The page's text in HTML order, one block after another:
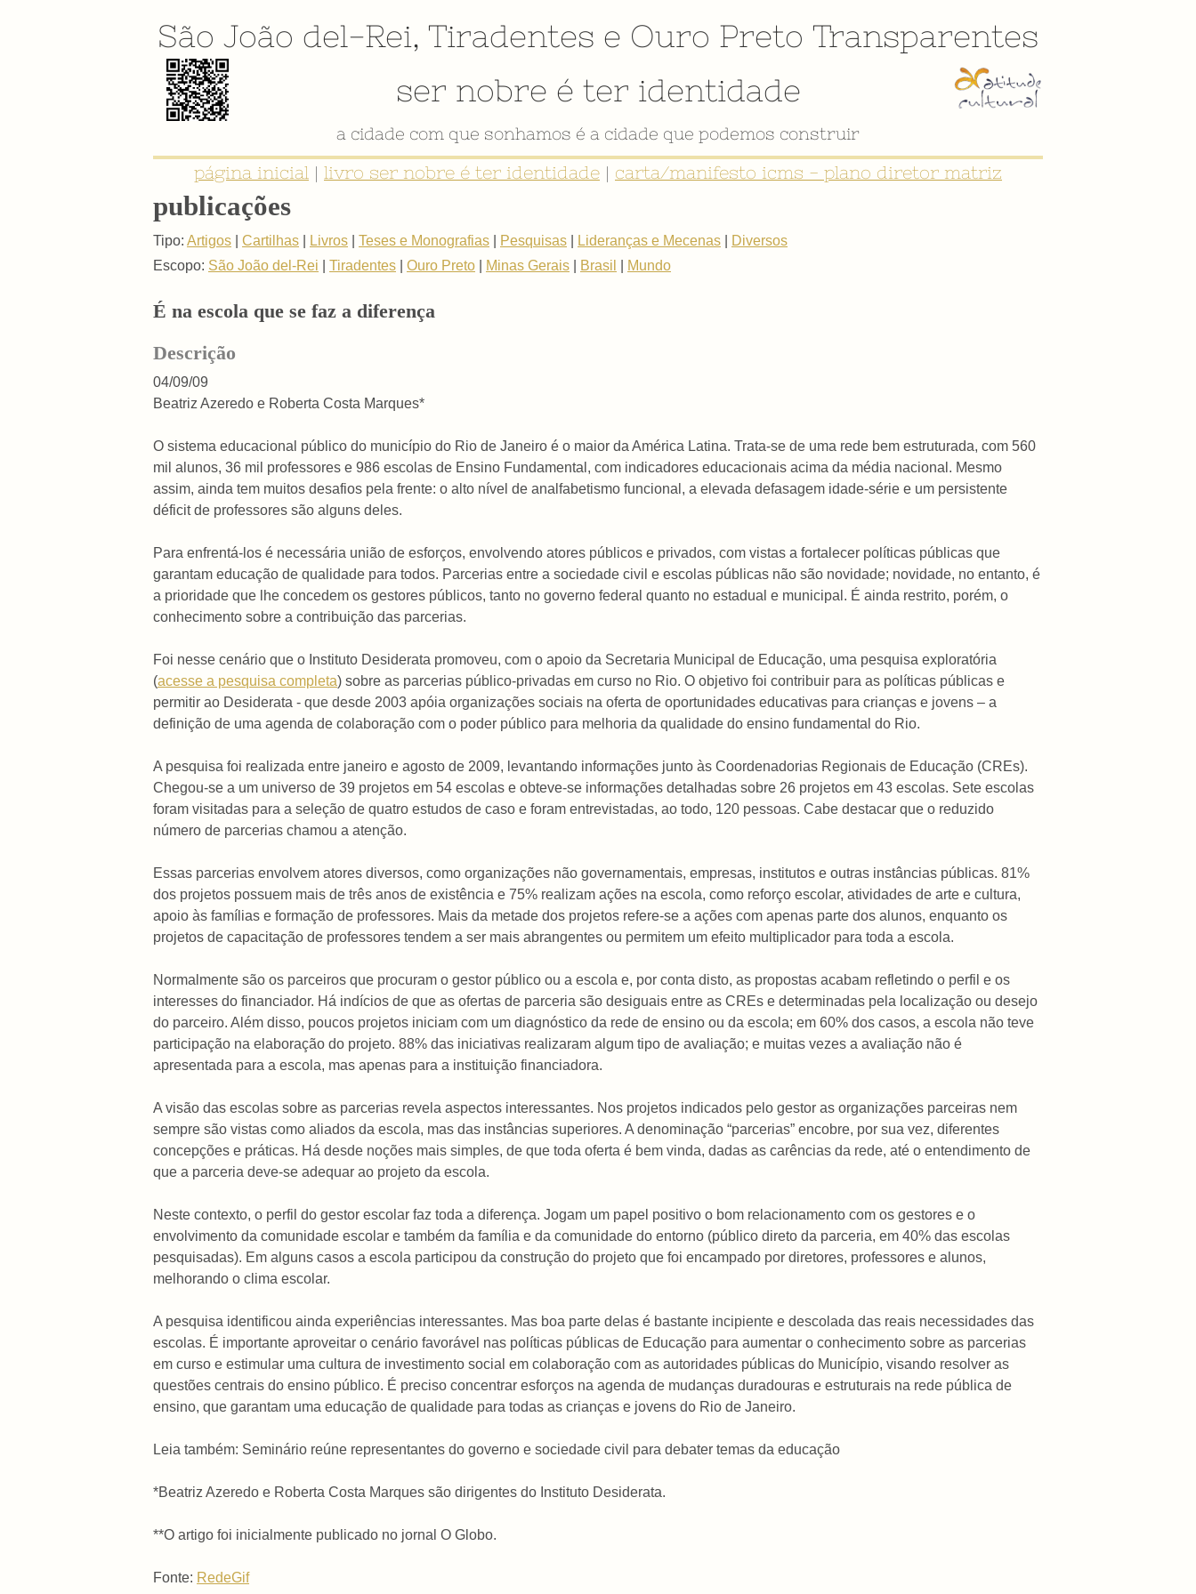
São João del-Rei, Tiradentes e Ouro Preto Transparentes
ser nobre é ter identidade
a cidade com que sonhamos é a cidade que podemos construir
página inicial | livro ser nobre é ter identidade | carta/manifesto icms - plano diretor matriz
publicações
Tipo: Artigos Cartilhas Livros Teses e Monografias Pesquisas Lideranças e Mecenas
Diversos
Escopo: São João del-Rei Tiradentes Ouro Preto Minas Gerais Brasil Mundo
É na escola que se faz a diferença
Descrição
04/09/09
Beatriz Azeredo e Roberta Costa Marques*
O sistema educacional público do município do Rio de Janeiro é o maior da América Latina. Trata-se de uma rede bem estruturada, com 560
mil alunos, 36 mil professores e 986 escolas de Ensino Fundamental, com indicadores educacionais acima da média nacional. Mesmo
assim, ainda tem muitos desafios pela frente: o alto nível de analfabetismo funcional, a elevada defasagem idade-série e um persistente
déficit de professores são alguns deles.
Para enfrentá-los é necessária união de esforços, envolvendo atores públicos e privados, com vistas a fortalecer políticas públicas que
garantam educação de qualidade para todos. Parcerias entre a sociedade civil e escolas públicas não são novidade; novidade, no entanto, é
a prioridade que lhe concedem os gestores públicos, tanto no governo federal quanto no estadual e municipal. É ainda restrito, porém, o
conhecimento sobre a contribuição das parcerias.
Foi nesse cenário que o Instituto Desiderata promoveu, com o apoio da Secretaria Municipal de Educação, uma pesquisa exploratória
(acesse a pesquisa completa) sobre as parcerias público-privadas em curso no Rio. O objetivo foi contribuir para as políticas públicas e
permitir ao Desiderata - que desde 2003 apóia organizações sociais na oferta de oportunidades educativas para crianças e jovens – a
definição de uma agenda de colaboração com o poder público para melhoria da qualidade do ensino fundamental do Rio.
A pesquisa foi realizada entre janeiro e agosto de 2009, levantando informações junto às Coordenadorias Regionais de Educação (CREs).
Chegou-se a um universo de 39 projetos em 54 escolas e obteve-se informações detalhadas sobre 26 projetos em 43 escolas. Sete escolas
foram visitadas para a seleção de quatro estudos de caso e foram entrevistadas, ao todo, 120 pessoas. Cabe destacar que o reduzido
número de parcerias chamou a atenção.
Essas parcerias envolvem atores diversos, como organizações não governamentais, empresas, institutos e outras instâncias públicas. 81%
dos projetos possuem mais de três anos de existência e 75% realizam ações na escola, como reforço escolar, atividades de arte e cultura,
apoio às famílias e formação de professores. Mais da metade dos projetos refere-se a ações com apenas parte dos alunos, enquanto os
projetos de capacitação de professores tendem a ser mais abrangentes ou permitem um efeito multiplicador para toda a escola.
Normalmente são os parceiros que procuram o gestor público ou a escola e, por conta disto, as propostas acabam refletindo o perfil e os
interesses do financiador. Há indícios de que as ofertas de parceria são desiguais entre as CREs e determinadas pela localização ou desejo
do parceiro. Além disso, poucos projetos iniciam com um diagnóstico da rede de ensino ou da escola; em 60% dos casos, a escola não teve
participação na elaboração do projeto. 88% das iniciativas realizaram algum tipo de avaliação; e muitas vezes a avaliação não é
apresentada para a escola, mas apenas para a instituição financiadora.
A visão das escolas sobre as parcerias revela aspectos interessantes. Nos projetos indicados pelo gestor as organizações parceiras nem
sempre são vistas como aliados da escola, mas das instâncias superiores. A denominação “parcerias” encobre, por sua vez, diferentes
concepções e práticas. Há desde noções mais simples, de que toda oferta é bem vinda, dadas as carências da rede, até o entendimento de
que a parceria deve-se adequar ao projeto da escola.
Neste contexto, o perfil do gestor escolar faz toda a diferença. Jogam um papel positivo o bom relacionamento com os gestores e o
envolvimento da comunidade escolar e também da família e da comunidade do entorno (público direto da parceria, em 40% das escolas
pesquisadas). Em alguns casos a escola participou da construção do projeto que foi encampado por diretores, professores e alunos,
melhorando o clima escolar.
A pesquisa identificou ainda experiências interessantes. Mas boa parte delas é bastante incipiente e descolada das reais necessidades das
escolas. É importante aproveitar o cenário favorável nas políticas públicas de Educação para aumentar o conhecimento sobre as parcerias
em curso e estimular uma cultura de investimento social em colaboração com as autoridades públicas do Município, visando resolver as
questões centrais do ensino público. É preciso concentrar esforços na agenda de mudanças duradouras e estruturais na rede pública de
ensino, que garantam uma educação de qualidade para todas as crianças e jovens do Rio de Janeiro.
Leia também: Seminário reúne representantes do governo e sociedade civil para debater temas da educação
*Beatriz Azeredo e Roberta Costa Marques são dirigentes do Instituto Desiderata.
**O artigo foi inicialmente publicado no jornal O Globo.
Fonte: RedeGif